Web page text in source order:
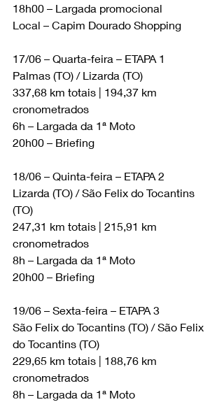
18h00 – Largada promocional
Local – Capim Dourado Shopping
17/06 – Quarta-feira – ETAPA 1
Palmas (TO) / Lizarda (TO)
337,68 km totais | 194,37 km
cronometrados
6h – Largada da 1ª Moto
20h00 – Briefing
18/06 – Quinta-feira – ETAPA 2
Lizarda (TO) / São Felix do Tocantins
(TO)
247,31 km totais | 215,91 km
cronometrados
8h – Largada da 1ª Moto
20h00 – Briefing
19/06 – Sexta-feira – ETAPA 3
São Felix do Tocantins (TO) / São Felix
do Tocantins (TO)
229,65 km totais | 188,76 km
cronometrados
8h – Largada da 1ª Moto